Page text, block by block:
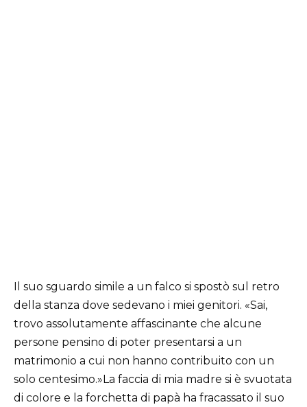
Il suo sguardo simile a un falco si spostò sul retro
della stanza dove sedevano i miei genitori. «Sai,
trovo assolutamente affascinante che alcune
persone pensino di poter presentarsi a un
matrimonio a cui non hanno contribuito con un
solo centesimo.»La faccia di mia madre si è svuotata
di colore e la forchetta di papà ha fracassato il suo